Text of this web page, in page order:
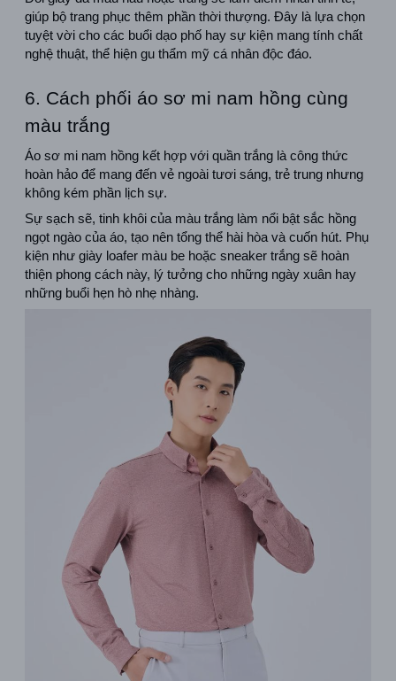
giúp bộ trang phục thêm phần thời thượng. Đây là lựa chọn
tuyệt vời cho các buổi dạo phố hay sự kiện mang tính chất
nghệ thuật, thể hiện gu thẩm mỹ cá nhân độc đáo.
6. Cách phối áo sơ mi nam hồng cùng
màu trắng
Áo sơ mi nam hồng kết hợp với quần trắng là công thức
hoàn hảo để mang đến vẻ ngoài tươi sáng, trẻ trung nhưng
không kém phần lịch sự.
Sự sạch sẽ, tinh khôi của màu trắng làm nổi bật sắc hồng
ngọt ngào của áo, tạo nên tổng thể hài hòa và cuốn hút. Phụ
kiện như giày loafer màu be hoặc sneaker trắng sẽ hoàn
thiện phong cách này, lý tưởng cho những ngày xuân hay
những buổi hẹn hò nhẹ nhàng.